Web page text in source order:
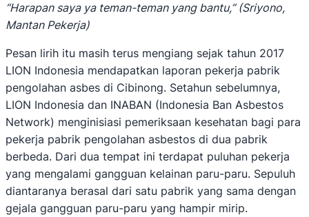
“Harapan saya ya teman-teman yang bantu,” (Sriyono,
Mantan Pekerja)
Pesan lirih itu masih terus mengiang sejak tahun 2017
LION Indonesia mendapatkan laporan pekerja pabrik
pengolahan asbes di Cibinong. Setahun sebelumnya,
LION Indonesia dan INABAN (Indonesia Ban Asbestos
Network) menginisiasi pemeriksaan kesehatan bagi para
pekerja pabrik pengolahan asbestos di dua pabrik
berbeda. Dari dua tempat ini terdapat puluhan pekerja
yang mengalami gangguan kelainan paru-paru. Sepuluh
diantaranya berasal dari satu pabrik yang sama dengan
gejala gangguan paru-paru yang hampir mirip.